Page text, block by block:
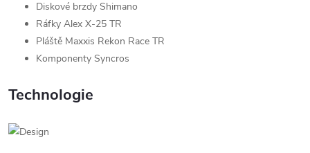
Diskové brzdy Shimano
Ráfky Alex X-25 TR
Pláště Maxxis Rekon Race TR
Komponenty Syncros
Technologie